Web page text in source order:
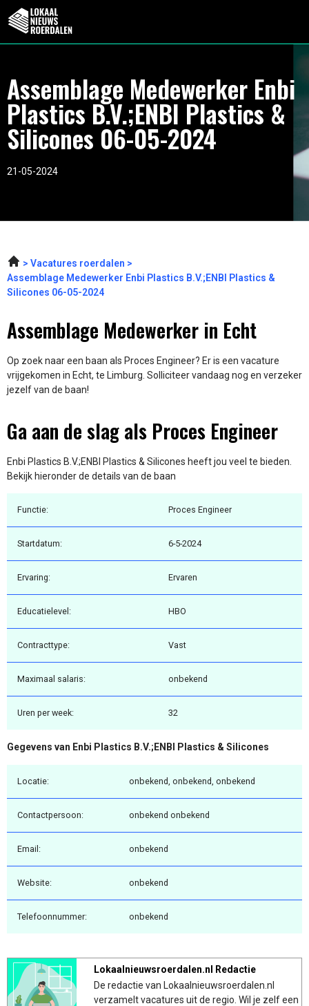
Assemblage Medewerker Enbi
Plastics B.V.;ENBI Plastics &
Silicones 06-05-2024
21-05-2024
Vacatures roerdalen
Assemblage Medewerker Enbi Plastics B.V.;ENBI Plastics &
Silicones 06-05-2024
Assemblage Medewerker in Echt
Op zoek naar een baan als Proces Engineer? Er is een vacature
vrijgekomen in Echt, te Limburg. Solliciteer vandaag nog en verzeker
jezelf van de baan!
Ga aan de slag als Proces Engineer
Enbi Plastics B.V.;ENBI Plastics & Silicones heeft jou veel te bieden.
Bekijk hieronder de details van de baan
Functie: Proces Engineer
Startdatum: 6-5-2024
Ervaring: Ervaren
Educatielevel: HBO
Contracttype: Vast
Maximaal salaris: onbekend
Uren per week: 32
Gegevens van Enbi Plastics B.V.;ENBI Plastics & Silicones
Locatie: onbekend, onbekend, onbekend
Contactpersoon: onbekend onbekend
Email: onbekend
Website: onbekend
Telefoonnummer: onbekend
Lokaalnieuwsroerdalen.nl Redactie
De redactie van Lokaalnieuwsroerdalen.nl
verzamelt vacatures uit de regio. Wil je zelf een